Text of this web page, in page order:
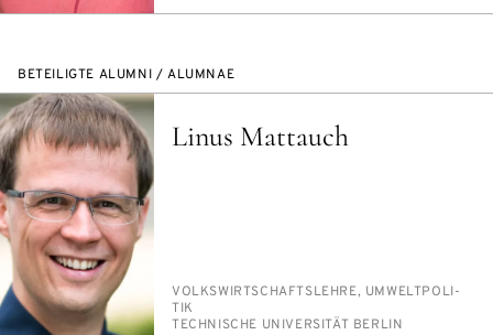
BETEILIGTE ALUMNI / ALUMNAE
Linus Mattauch
PERSON_RESEARCH_SUBJECT
VOLKS­WIRT­SCHAFTS­LEH­RE, UM­WELT­PO­LI­
TIK
INSTITUTION
TECH­NI­SCHE UNI­VER­SI­TÄT BER­LIN